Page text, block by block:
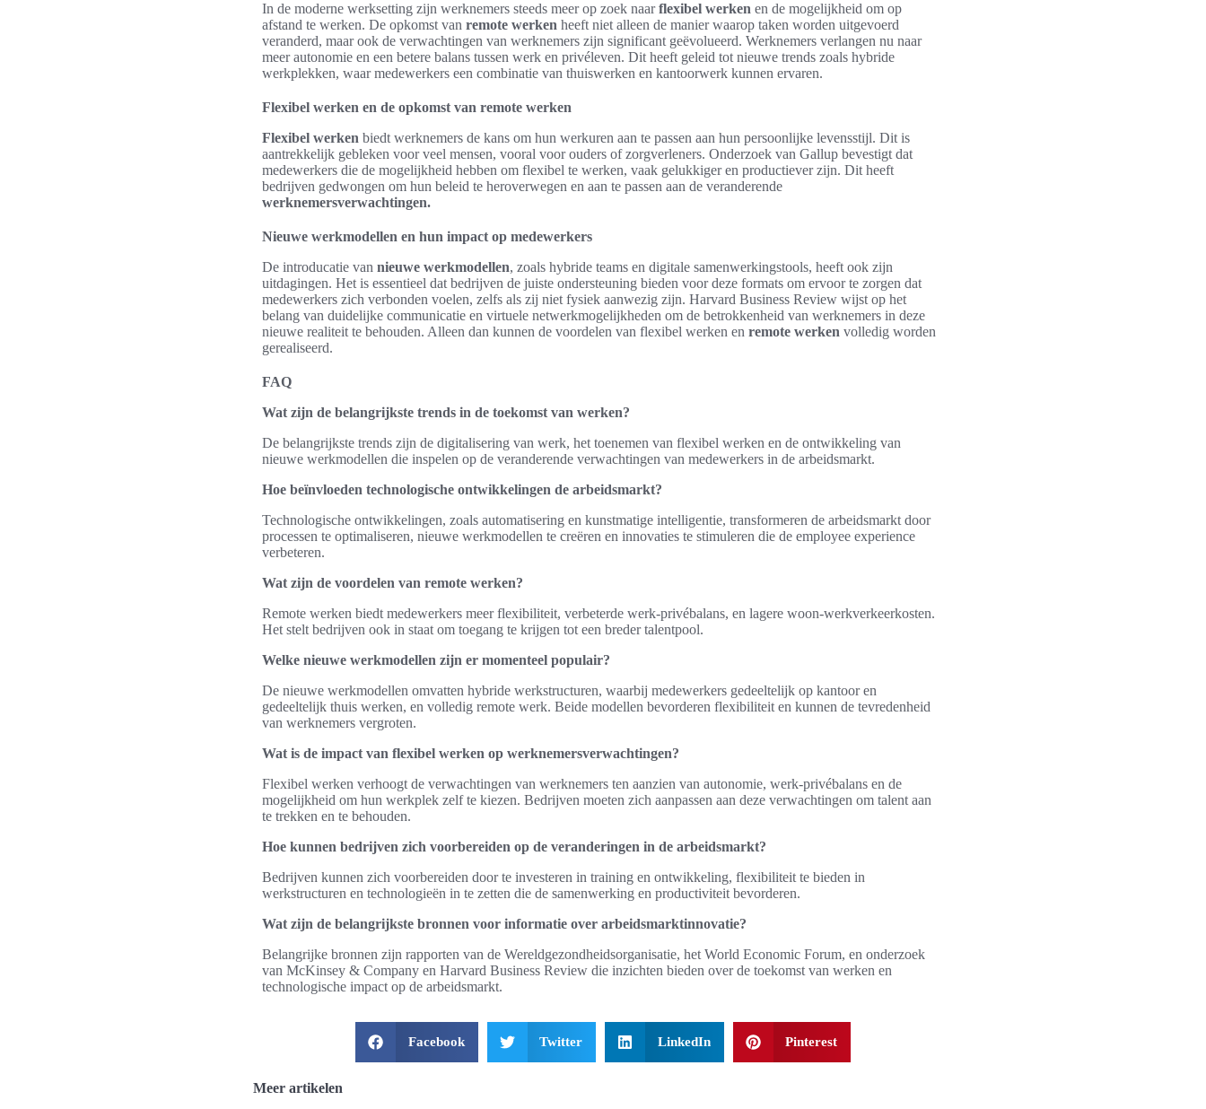
In de moderne werksetting zijn werknemers steeds meer op zoek naarflexibel werken en de mogelijkheid om op
afstand te werken. De opkomst van remote werken heeft niet alleen de manier waarop taken worden uitgevoerd
veranderd, maar ook de verwachtingen van werknemers zijn significant geëvolueerd. Werknemers verlangen nu naar
meer autonomie en een betere balans tussen werk en privéleven. Dit heeft geleid tot nieuwe trends zoals hybride
werkplekken, waar medewerkers een combinatie van thuiswerken en kantoorwerk kunnen ervaren.
Flexibel werken en de opkomst van remote werken
Flexibel werken biedt werknemers de kans om hun werkuren aan te passen aan hun persoonlijke levensstijl. Dit is
aantrekkelijk gebleken voor veel mensen, vooral voor ouders of zorgverleners. Onderzoek van Gallup bevestigt dat
medewerkers die de mogelijkheid hebben om flexibel te werken, vaak gelukkiger en productiever zijn. Dit heeft
bedrijven gedwongen om hun beleid te heroverwegen en aan te passen aan de veranderende
werknemersverwachtingen.
Nieuwe werkmodellen en hun impact op medewerkers
De introducatie van nieuwe werkmodellen, zoals hybride teams en digitale samenwerkingstools, heeft ook zijn
uitdagingen. Het is essentieel dat bedrijven de juiste ondersteuning bieden voor deze formats om ervoor te zorgen dat
medewerkers zich verbonden voelen, zelfs als zij niet fysiek aanwezig zijn. Harvard Business Review wijst op het
belang van duidelijke communicatie en virtuele netwerkmogelijkheden om de betrokkenheid van werknemers in deze
nieuwe realiteit te behouden. Alleen dan kunnen de voordelen van flexibel werken en remote werken volledig worden
gerealiseerd.
FAQ
Wat zijn de belangrijkste trends in de toekomst van werken?
De belangrijkste trends zijn de digitalisering van werk, het toenemen van flexibel werken en de ontwikkeling van
nieuwe werkmodellen die inspelen op de veranderende verwachtingen van medewerkers in de arbeidsmarkt.
Hoe beïnvloeden technologische ontwikkelingen de arbeidsmarkt?
Technologische ontwikkelingen, zoals automatisering en kunstmatige intelligentie, transformeren de arbeidsmarkt door
processen te optimaliseren, nieuwe werkmodellen te creëren en innovaties te stimuleren die de employee experience
verbeteren.
Wat zijn de voordelen van remote werken?
Remote werken biedt medewerkers meer flexibiliteit, verbeterde werk-privébalans, en lagere woon-werkverkeerkosten.
Het stelt bedrijven ook in staat om toegang te krijgen tot een breder talentpool.
Welke nieuwe werkmodellen zijn er momenteel populair?
De nieuwe werkmodellen omvatten hybride werkstructuren, waarbij medewerkers gedeeltelijk op kantoor en
gedeeltelijk thuis werken, en volledig remote werk. Beide modellen bevorderen flexibiliteit en kunnen de tevredenheid
van werknemers vergroten.
Wat is de impact van flexibel werken op werknemersverwachtingen?
Flexibel werken verhoogt de verwachtingen van werknemers ten aanzien van autonomie, werk-privébalans en de
mogelijkheid om hun werkplek zelf te kiezen. Bedrijven moeten zich aanpassen aan deze verwachtingen om talent aan
te trekken en te behouden.
Hoe kunnen bedrijven zich voorbereiden op de veranderingen in de arbeidsmarkt?
Bedrijven kunnen zich voorbereiden door te investeren in training en ontwikkeling, flexibiliteit te bieden in
werkstructuren en technologieën in te zetten die de samenwerking en productiviteit bevorderen.
Wat zijn de belangrijkste bronnen voor informatie over arbeidsmarktinnovatie?
Belangrijke bronnen zijn rapporten van de Wereldgezondheidsorganisatie, het World Economic Forum, en onderzoek
van McKinsey & Company en Harvard Business Review die inzichten bieden over de toekomst van werken en
technologische impact op de arbeidsmarkt.
Facebook Twitter LinkedIn Pinterest
Meer artikelen